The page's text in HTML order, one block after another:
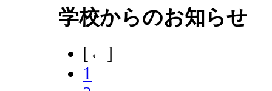
学校からのお知らせ
[←]
1